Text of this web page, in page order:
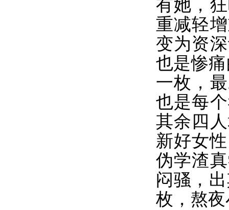
有她，
重减轻
变为资
也是惨
一枚，
也是每
其余四
新好女
伪学渣
闷骚，
枚，熬